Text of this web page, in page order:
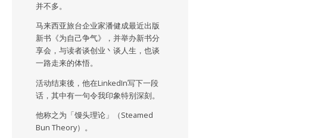
并不多。
马来西亚旅台企业家潘健成最近出版
新书《为自己争气》，并举办新书分
享会，与读者谈创业丶谈人生，也谈
一路走来的体悟。
活动结束後，他在LinkedIn写下一段
话，其中有一句令我印象特别深刻。
他称之为「馒头理论」（Steamed
Bun Theory）。